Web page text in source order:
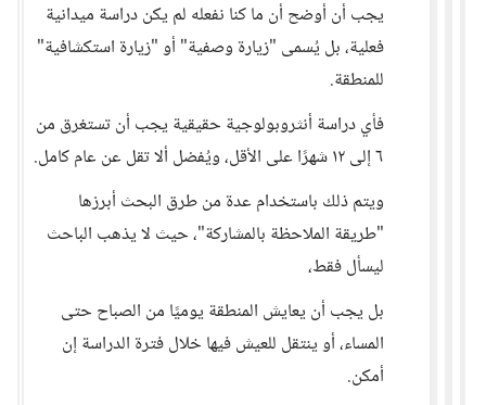
يجب أن أوضح أن ما كنا نفعله لم يكن دراسة ميدانية
فعلية، بل يُسمى "زيارة وصفية" أو "زيارة استكشافية"
للمنطقة.
فأي دراسة أنثروبولوجية حقيقية يجب أن تستغرق من
٦ إلى ١٢ شهرًا على الأقل، ويُفضل ألا تقل عن عام كامل.
ويتم ذلك باستخدام عدة من طرق البحث أبرزها
"طريقة الملاحظة بالمشاركة"، حيث لا يذهب الباحث
ليسأل فقط،
بل يجب أن يعايش المنطقة يوميًا من الصباح حتى
المساء، أو ينتقل للعيش فيها خلال فترة الدراسة إن
أمكن.